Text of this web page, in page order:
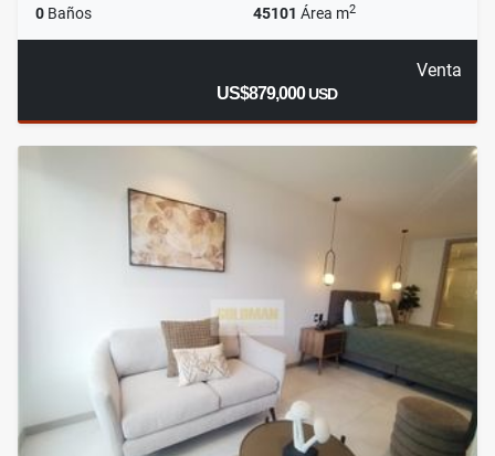
0 Baños 45101 Área m2
Venta
US$879,000USD